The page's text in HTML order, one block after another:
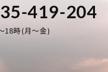
419-204
18時(月～金)